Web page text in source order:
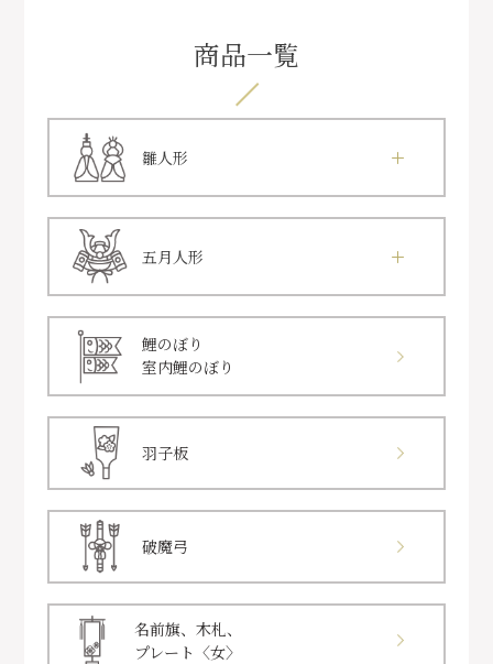
商品一覧
雛人形
五月人形
鯉のぼり
室内鯉のぼり
羽子板
破魔弓
名前旗、木札、
プレート〈女〉